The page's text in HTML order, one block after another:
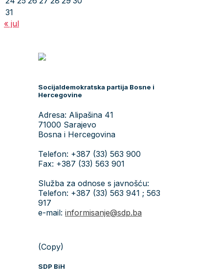
31
« jul
Socijaldemokratska partija Bosne i
Hercegovine
Adresa: Alipašina 41
71000 Sarajevo
Bosna i Hercegovina
Telefon: +387 (33) 563 900
Fax: +387 (33) 563 901
Služba za odnose s javnošću:
Telefon: +387 (33) 563 941 ; 563
917
e-mail: informisanje@sdp.ba
(Copy)
SDP BiH